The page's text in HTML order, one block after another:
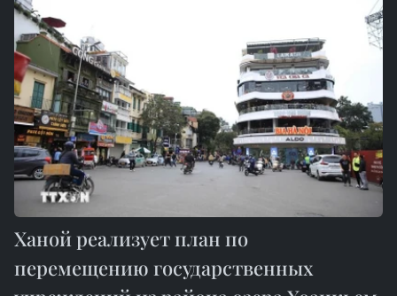
Ханой реализует план по
перемещению государственных